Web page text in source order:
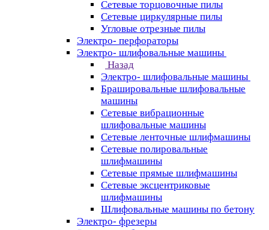
Сетевые торцовочные пилы
Сетевые циркулярные пилы
Угловые отрезные пилы
Электро- перфораторы
Электро- шлифовальные машины
Назад
Электро- шлифовальные машины
Брашировальные шлифовальные
машины
Сетевые вибрационные
шлифовальные машины
Сетевые ленточные шлифмашины
Сетевые полировальные
шлифмашины
Сетевые прямые шлифмашины
Сетевые эксцентриковые
шлифмашины
Шлифовальные машины по бетону
Электро- фрезеры